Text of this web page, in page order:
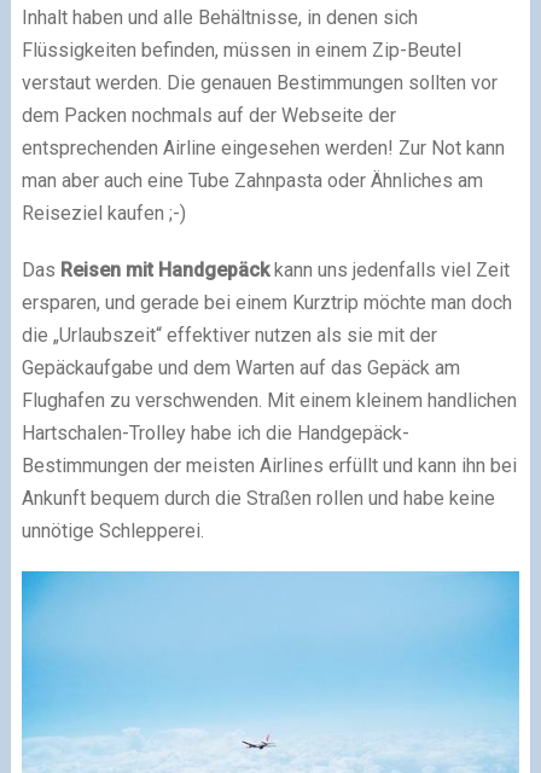
Inhalt haben und alle Behältnisse, in denen sich
Flüssigkeiten befinden, müssen in einem Zip-Beutel
verstaut werden. Die genauen Bestimmungen sollten vor
dem Packen nochmals auf der Webseite der
entsprechenden Airline eingesehen werden! Zur Not kann
man aber auch eine Tube Zahnpasta oder Ähnliches am
Reiseziel kaufen ;-)
Das Reisen mit Handgepäckkann uns jedenfalls viel Zeit
ersparen, und gerade bei einem Kurztrip möchte man doch
die „Urlaubszeit“ effektiver nutzen als sie mit der
Gepäckaufgabe und dem Warten auf das Gepäck am
Flughafen zu verschwenden. Mit einem kleinem handlichen
Hartschalen-Trolley habe ich die Handgepäck-
Bestimmungen der meisten Airlines erfüllt und kann ihn bei
Ankunft bequem durch die Straßen rollen und habe keine
unnötige Schlepperei.